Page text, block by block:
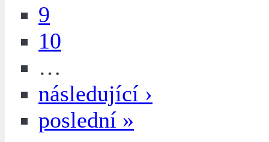
9
10
…
následující ›
poslední »